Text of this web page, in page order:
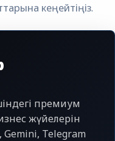
кеңейтіңіз.
премиум
жүйелерін
Gemini, Telegram